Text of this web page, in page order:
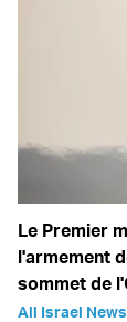
Le Premier
l'armement
sommet de
All Israel